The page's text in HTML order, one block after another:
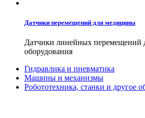
Датчики перемещений для медицины
Датчики линейных перемещений
оборудования
Гидравлика и пневматика
Машины и механизмы
Робототехника, станки и другое